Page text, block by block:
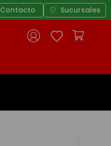
Contacto Sucursales